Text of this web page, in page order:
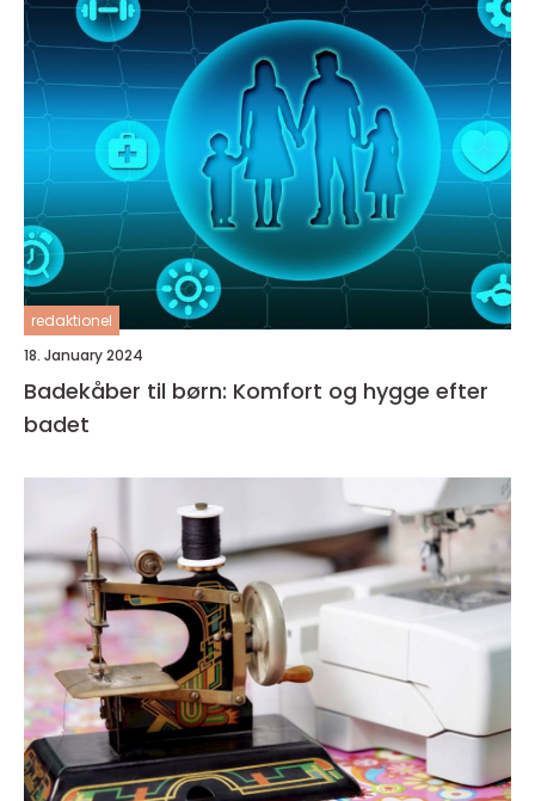
redaktionel
18. January 2024
Badekåber til børn: Komfort og hygge efter
badet